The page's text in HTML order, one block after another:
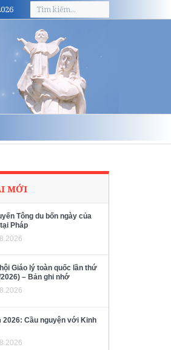
MỚI
Tông du bốn ngày của
Pháp
Giáo lý toàn quốc lần thứ
– Bản ghi nhớ
2026: Cầu nguyện với Kinh